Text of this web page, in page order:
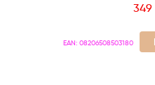
349
EAN: 08206508503180